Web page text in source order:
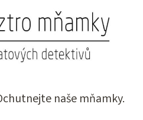
naše mňamky.